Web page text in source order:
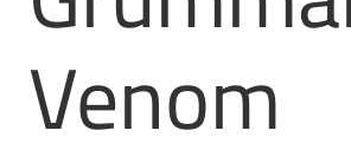
Venom